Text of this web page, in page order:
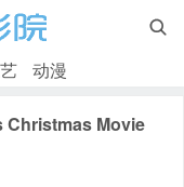

动漫
Christmas Movie